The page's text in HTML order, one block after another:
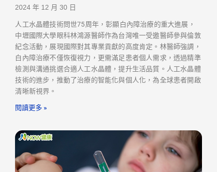
2024 年 12 月 30 日
人工水晶體技術問世75周年，彰顯白內障治療的重大進展，
中壢國際大學眼科林鴻源醫師作為台灣唯一受邀醫師參與倫敦
紀念活動，展現國際對其專業貢獻的高度肯定。林醫師強調，
白內障治療不僅恢復視力，更需滿足患者個人需求，透過精準
檢測與溝通挑選合適人工水晶體，提升生活品質。人工水晶體
技術的進步，推動了治療的智能化與個人化，為全球患者開啟
清晰新視界。
閱讀更多 »